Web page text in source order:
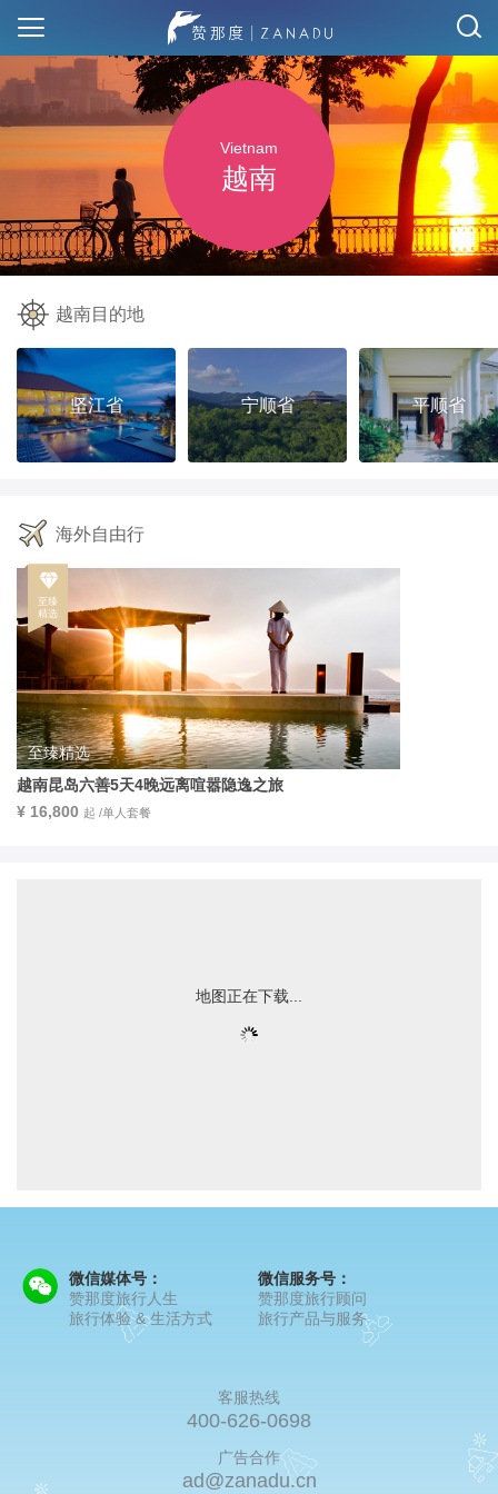
Vietnam
越南
越南目的地
坚江省 宁顺省 平顺省
海外自由行
至臻精选
越南昆岛六善5天4晚远离喧嚣隐逸之旅
¥ 16,800 起 /单人套餐
地图正在下载...
微信媒体号：
赞那度旅行人生
旅行体验 & 生活方式
微信服务号：
赞那度旅行顾问
旅行产品与服务
客服热线
400-626-0698
广告合作
ad@zanadu.cn